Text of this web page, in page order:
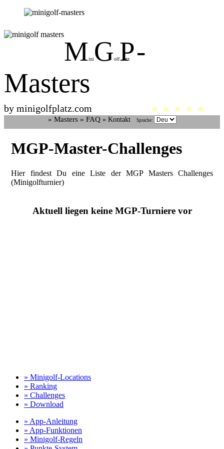
Mini GolfPlatz-
Masters
by minigolfplatz.com ★ ★ ★ ★ ★
» Masters » FAQ » Kontakt Sprache:
MGP-Master-Challenges
Hier findest Du eine Liste der MGP Masters Challenges
(Minigolfturnier)
Aktuell liegen keine MGP-Turniere vor
» Minigolf-Locations
» Ranking
» Challenges
» Download
» App-Anleitung
» App-Funktionen
» Minigolf-Regeln